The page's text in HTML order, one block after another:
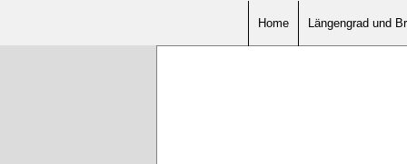
Home Längengrad und